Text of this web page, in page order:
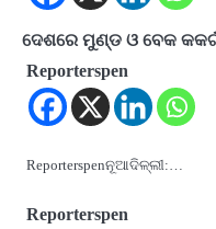
ଦେଶରେ ମୁଣ୍ଡ ଓ ବେକ
Reporterspen
Reporterspenନୂଆଦିଳ୍ଲୀ:…
Reporterspen